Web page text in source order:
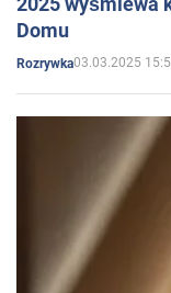
Domu
Rozrywka03.03.2025